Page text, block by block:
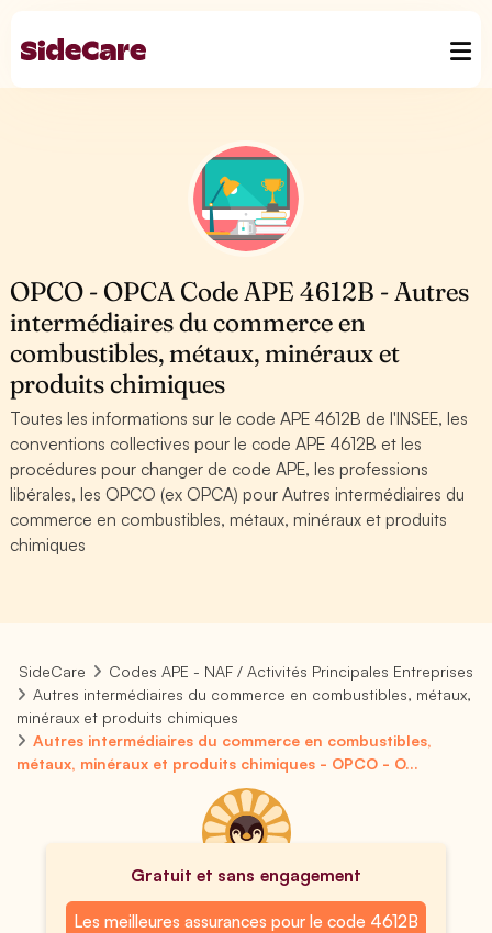
OPCO - OPCA Code APE 4612B - Autres
intermédiaires du commerce en
combustibles, métaux, minéraux et
produits chimiques
Toutes les informations sur le code APE 4612B de l'INSEE, les
conventions collectives pour le code APE 4612B et les
procédures pour changer de code APE, les professions
libérales, les OPCO (ex OPCA) pour Autres intermédiaires du
commerce en combustibles, métaux, minéraux et produits
chimiques
SideCare
Codes APE - NAF / Activités Principales Entreprises
Autres intermédiaires du commerce en combustibles, métaux,
minéraux et produits chimiques
Autres intermédiaires du commerce en combustibles,
métaux, minéraux et produits chimiques - OPCO - O...
Gratuit et sans engagement
Les meilleures assurances pour le code 4612B